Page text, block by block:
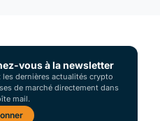
vous à la newsletter
les dernières actualités crypto
de marché directement dans
mail.